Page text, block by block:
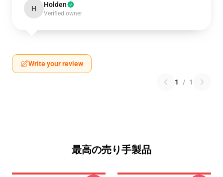
H Holden
Verified owner
Write your review
1 / 1
最高の売り手製品